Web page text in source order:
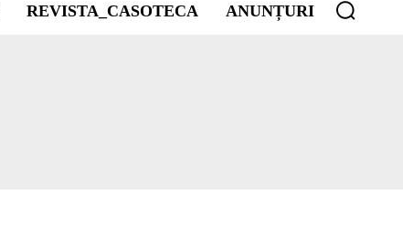
REVISTA_CASOTECA ANUNȚURI